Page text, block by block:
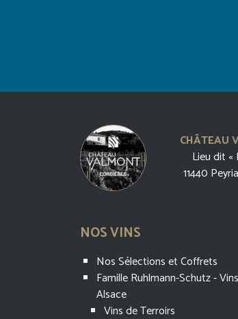
CHÂTEAU
Lieu dit «
11440
NOS VINS
Nos Sélections et Coffrets
Famille Ruhlmann-Schutz - Vins
Alsace
Vins de Terroirs